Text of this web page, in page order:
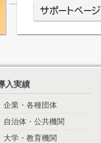
入実績
企業・各種団体
自治体・公共機関
大学・教育機関